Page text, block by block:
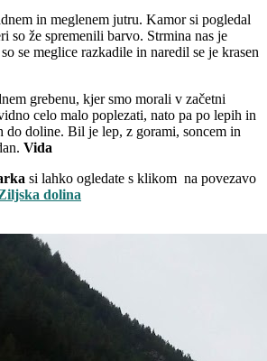
in meglenem jutru. Kamor si pogledal
so že spremenili barvo. Strmina nas je
se meglice razkadile in naredil se je krasen
grebenu, kjer smo morali v začetni
celo malo poplezati, nato pa po lepih in
do doline. Bil je lep, z gorami, soncem in
Vida
si lahko ogledate s klikom na povezavo
dolina